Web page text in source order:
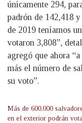
únicamente 294,
padrón de 142,418
de 2019 teníamos
votaron 3,808”,
agregó que ahora
más el número de
su voto”.
Más de 600,000
en el exterior podrán